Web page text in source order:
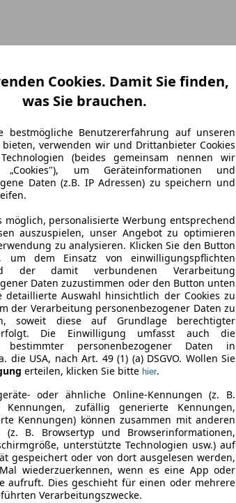
Cookies. Damit Sie finden,
was Sie brauchen.
bestmögliche Benutzererfahrung auf unseren
verwenden wir und Drittanbieter Cookies
(beides gemeinsam nennen wir
„Cookies"), um Geräteinformationen und
Daten (z.B. IP Adressen) zu speichern und
möglich, personalisierte Werbung entsprechend
auszuspielen, unser Angebot zu optimieren
zu analysieren. Klicken Sie den Button
um dem Einsatz von einwilligungspflichten
der damit verbundenen Verarbeitung
Daten zuzustimmen oder den Button unten
detaillierte Auswahl hinsichtlich der Cookies zu
der Verarbeitung personenbezogener Daten zu
soweit diese auf Grundlage berechtigter
Die Einwilligung umfasst auch die
bestimmter personenbezogener Daten in
die USA, nach Art. 49 (1) (a) DSGVO. Wollen Sie
erteilen, klicken Sie bitte hier.
oder ähnliche Online-Kennungen (z. B.
Kennungen, zufällig generierte Kennungen,
Kennungen) können zusammen mit anderen
(z. B. Browsertyp und Browserinformationen,
unterstützte Technologien usw.) auf
gespeichert oder von dort ausgelesen werden,
wiederzuerkennen, wenn es eine App oder
aufruft. Dies geschieht für einen oder mehrere
Verarbeitungszwecke.